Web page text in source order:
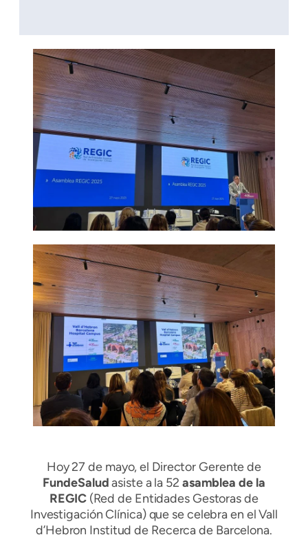
Hoy 27 de mayo, el Director Gerente de
FundeSaludasiste a la 52 asamblea de la
REGIC(Red de Entidades Gestoras de
Investigación Clínica) que se celebra en el Vall
d’Hebron Institud de Recerca de Barcelona.